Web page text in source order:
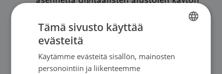
Kokemusta CRM järjestelmän käytöstä
(Salesforce)
Ajokortti ja auto katsotaan hakijan eduksi
FINNISH
Tämä sivusto käyttää
evästeitä
Käytämme evästeitä sisällön, mainosten
personointiin ja liikenteemme